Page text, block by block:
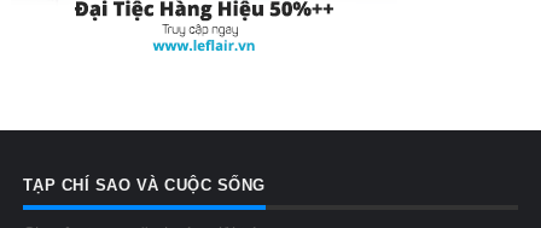
TẠP CHÍ SAO VÀ CUỘC SỐNG